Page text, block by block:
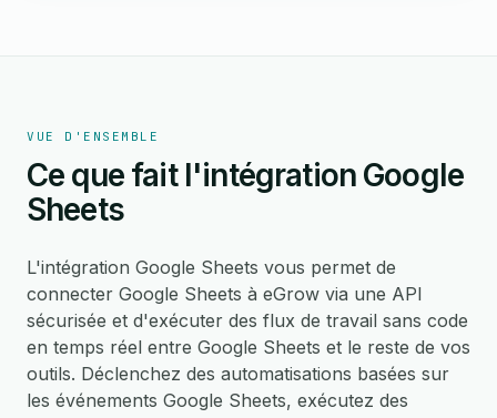
VUE D'ENSEMBLE
Ce que fait l'intégration Google
Sheets
L'intégration Google Sheets vous permet de
connecter Google Sheets à eGrow via une API
sécurisée et d'exécuter des flux de travail sans code
en temps réel entre Google Sheets et le reste de vos
outils. Déclenchez des automatisations basées sur
les événements Google Sheets, exécutez des